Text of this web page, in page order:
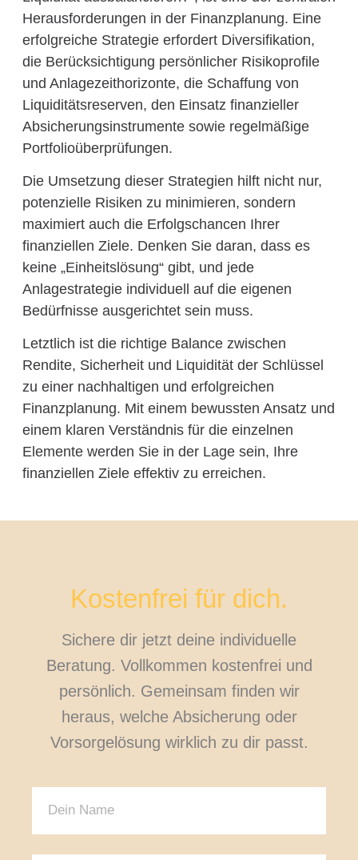
Herausforderungen in der Finanzplanung. Eine
erfolgreiche Strategie erfordert Diversifikation,
die Berücksichtigung persönlicher Risikoprofile
und Anlagezeithorizonte, die Schaffung von
Liquiditätsreserven, den Einsatz finanzieller
Absicherungsinstrumente sowie regelmäßige
Portfolioüberprüfungen.
Die Umsetzung dieser Strategien hilft nicht nur,
potenzielle Risiken zu minimieren, sondern
maximiert auch die Erfolgschancen Ihrer
finanziellen Ziele. Denken Sie daran, dass es
keine „Einheitslösung“ gibt, und jede
Anlagestrategie individuell auf die eigenen
Bedürfnisse ausgerichtet sein muss.
Letztlich ist die richtige Balance zwischen
Rendite, Sicherheit und Liquidität der Schlüssel
zu einer nachhaltigen und erfolgreichen
Finanzplanung. Mit einem bewussten Ansatz und
einem klaren Verständnis für die einzelnen
Elemente werden Sie in der Lage sein, Ihre
finanziellen Ziele effektiv zu erreichen.
Kostenfrei für dich.
Sichere dir jetzt deine individuelle
Beratung. Vollkommen kostenfrei und
persönlich. Gemeinsam finden wir
heraus, welche Absicherung oder
Vorsorgelösung wirklich zu dir passt.